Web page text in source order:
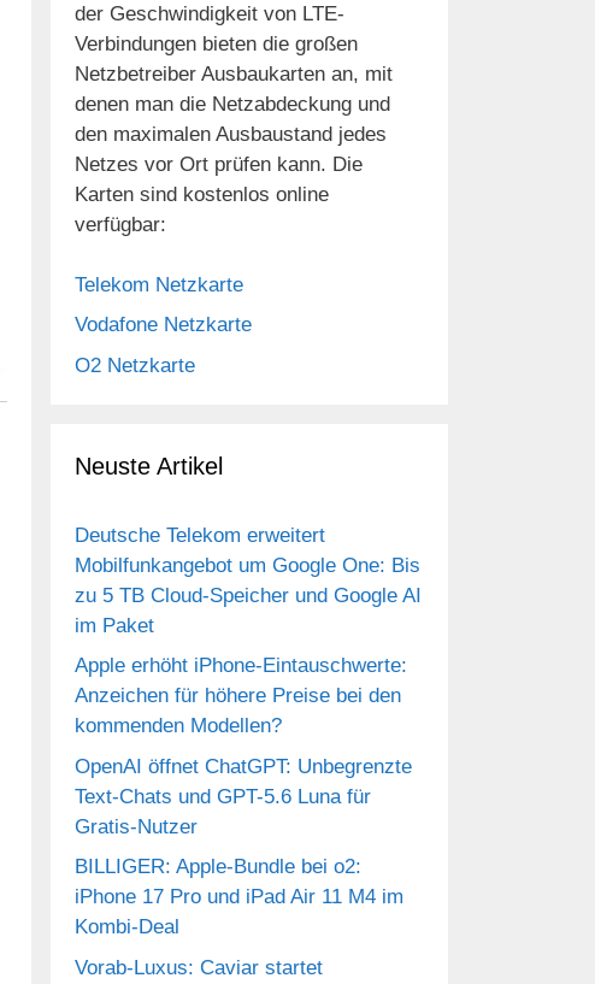
der Geschwindigkeit von LTE-
Verbindungen bieten die großen
Netzbetreiber Ausbaukarten an, mit
denen man die Netzabdeckung und
den maximalen Ausbaustand jedes
Netzes vor Ort prüfen kann. Die
Karten sind kostenlos online
verfügbar:
Telekom Netzkarte
Vodafone Netzkarte
O2 Netzkarte
Neuste Artikel
Deutsche Telekom erweitert
Mobilfunkangebot um Google One: Bis
zu 5 TB Cloud-Speicher und Google AI
im Paket
Apple erhöht iPhone-Eintauschwerte:
Anzeichen für höhere Preise bei den
kommenden Modellen?
OpenAI öffnet ChatGPT: Unbegrenzte
Text-Chats und GPT-5.6 Luna für
Gratis-Nutzer
BILLIGER: Apple-Bundle bei o2:
iPhone 17 Pro und iPad Air 11 M4 im
Kombi-Deal
Vorab-Luxus: Caviar startet